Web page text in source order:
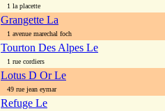
1 la placette
Grangette La
1 avenue marechal foch
Tourton Des Alpes Le
1 rue cordiers
Lotus D Or Le
49 rue jean eymar
Refuge Le